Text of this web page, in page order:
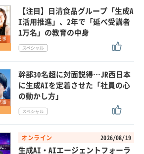
事
【注目】日清食品グループ「生成A
I活用推進」、2年で「延べ受講者
1万名」の教育の中身
事
幹部30名超に対面説得…JR西日本
に生成AIを定着させた「社員の心
の動かし方」
オンライン 2026/08/19
生成AI・AIエージェントフォーラ